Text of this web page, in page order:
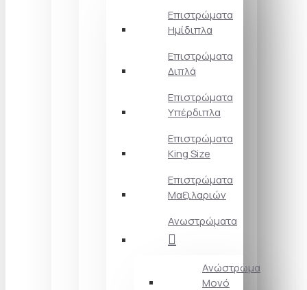
Επιστρώματα
Ημίδιπλα
Επιστρώματα
Διπλά
Επιστρώματα
Υπέρδιπλα
Επιστρώματα
King Size
Επιστρώματα
Μαξιλαριών
Ανωστρώματα
Ανώστρωμα
Μονό